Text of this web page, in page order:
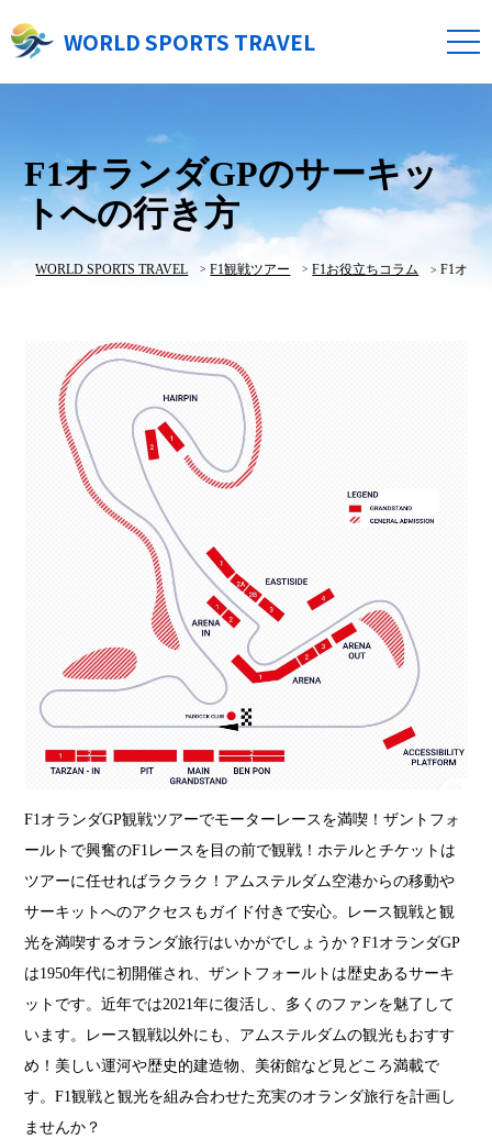
WORLD SPORTS TRAVEL
F1オランダGPのサーキッ
トへの行き方
WORLD SPORTS TRAVEL F1観戦ツアー F1お役立ちコラム F1オラ
F1オランダGP観戦ツアーでモーターレースを満喫！ザントフォ
ールトで興奮のF1レースを目の前で観戦！ホテルとチケットは
ツアーに任せればラクラク！アムステルダム空港からの移動や
サーキットへのアクセスもガイド付きで安心。レース観戦と観
光を満喫するオランダ旅行はいかがでしょうか？F1オランダGP
は1950年代に初開催され、ザントフォールトは歴史あるサーキ
ットです。近年では2021年に復活し、多くのファンを魅了して
います。レース観戦以外にも、アムステルダムの観光もおすす
め！美しい運河や歴史的建造物、美術館など見どころ満載で
す。F1観戦と観光を組み合わせた充実のオランダ旅行を計画し
ませんか？